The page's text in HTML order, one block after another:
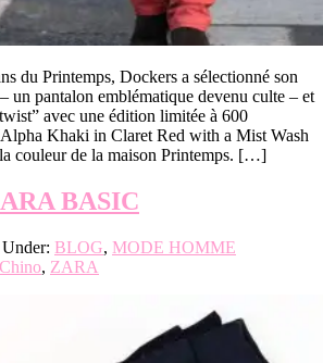
du Printemps, Dockers a sélectionné son
un pantalon emblématique devenu culte – et
avec une édition limitée à 600
Khaki in Claret Red with a Mist Wash
couleur de la maison Printemps. […]
BASIC
BLOG, MODE HOMME
Chino, ZARA